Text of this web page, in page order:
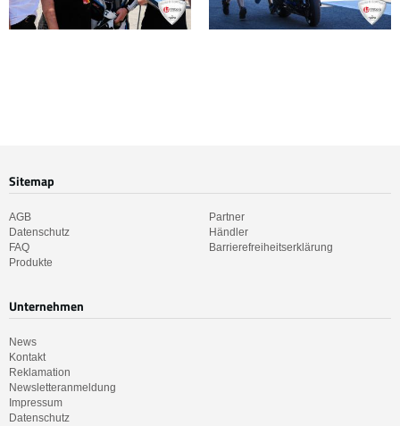
Sitemap
AGB
Datenschutz
FAQ
Produkte
Partner
Händler
Barrierefreiheitserklärung
Unternehmen
News
Kontakt
Reklamation
Newsletteranmeldung
Impressum
Datenschutz